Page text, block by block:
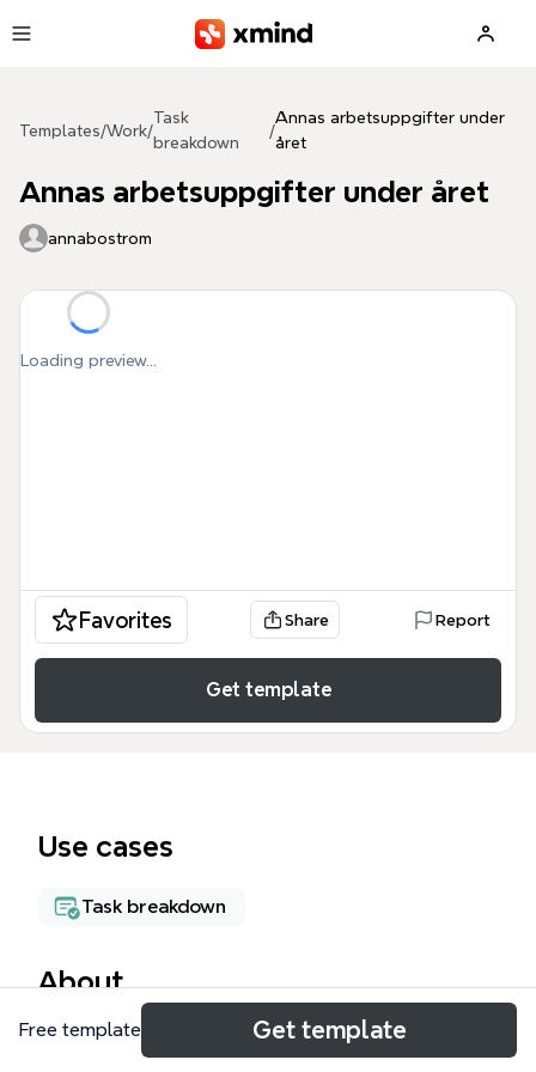
Templates/Work/
Task
breakdown
/
Annas arbetsuppgifter under
året
Annas arbetsuppgifter under året
annabostrom
Loading preview...
Favorites Share Report
Get template
Use cases
Task breakdown
About
Annas arbetsuppgifter under året är en mind map-
Free template Get template